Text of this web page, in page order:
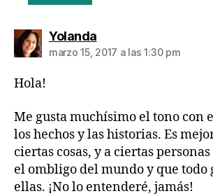
Yolandadice:
marzo 15, 2017 a las 1:30 pm
Hola!
Me gusta muchísimo el tono con
los hechos y las historias. Es
ciertas cosas, y a ciertas
el ombligo del mundo y que todo
ellas. ¡No lo entenderé, jamás!